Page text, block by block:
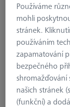
Používáme
mohli
stránek.
používáním
zapamatování
bezpečného
našich stránek
(funkční) a